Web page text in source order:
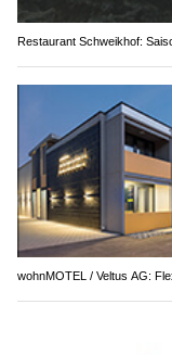
Restaurant Schweikhof:
wohnMOTEL / Veltus AG: